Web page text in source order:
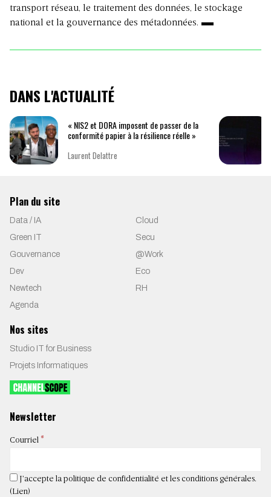
transport réseau, le traitement des données, le stockage
national et la gouvernance des métadonnées.
DANS L'ACTUALITÉ
« NIS2 et DORA imposent de passer de la
conformité papier à la résilience réelle »
Laurent Delattre
Plan du site
Data / IA
Cloud
Green IT
Secu
Gouvernance
@Work
Dev
Eco
Newtech
RH
Agenda
Nos sites
Studio IT for Business
Projets Informatiques
Newsletter
Courriel *
J’accepte la politique de confidentialité et les conditions générales.
(Lien)